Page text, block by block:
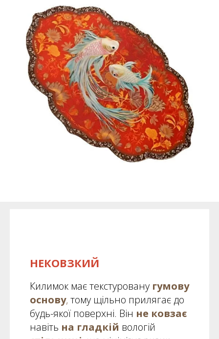
НЕКОВЗКИЙ
Килимок має текстуровану гумову
основу, тому щільно прилягає до
будь-якої поверхні. Він не ковзає
навіть на гладкій вологій